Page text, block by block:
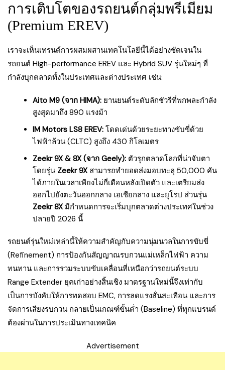
การเติบโตของรถยนต์กลุ่มพรีเมียม
(Premium EREV)
เราจะเห็นเทรนด์การผสมผสานเทคโนโลยีนี้ได้อย่างชัดเจนใน
รถยนต์ High-performance EREV และ Hybrid SUV รุ่นใหม่ๆ ที่
กำลังบุกตลาดทั้งในประเทศและต่างประเทศ เช่น:
Aito M9 (จาก HIMA): ยานยนต์ระดับลักชัวรีที่พกพละกำลัง
สูงสุดมาถึง 890 แรงม้า
IM Motors LS8 EREV: โดดเด่นด้วยระยะทางขับขี่ด้วย
ไฟฟ้าล้วน (CLTC) สูงถึง 430 กิโลเมตร
Zeekr 9X & 8X (จาก Geely): ตัวรุกตลาดโลกที่น่าจับตา
โดยรุ่น Zeekr 9X สามารถทำยอดส่งมอบทะลุ 50,000 คัน
ได้ภายในเวลาเพียงไม่กี่เดือนหลังเปิดตัว และเตรียมส่ง
ออกไปยังตะวันออกกลาง เอเชียกลาง และยุโรป ส่วนรุ่น
Zeekr 8X มีกำหนดการจะเริ่มบุกตลาดต่างประเทศในช่วง
ปลายปี 2026 นี้
รถยนต์รุ่นใหม่เหล่านี้ให้ความสำคัญกับความนุ่มนวลในการขับขี่
(Refinement) การป้องกันสัญญาณรบกวนแม่เหล็กไฟฟ้า ความ
ทนทาน และการรวมระบบขับเคลื่อนที่เหนือกว่ารถยนต์ระบบ
Range Extender ยุคเก่าอย่างสิ้นเชิง มาตรฐานใหม่นี้จึงเท่ากับ
เป็นการบังคับให้การทดสอบ EMC, การลดแรงสั่นสะเทือน และการ
จัดการเสียงรบกวน กลายเป็นเกณฑ์ขั้นต่ำ (Baseline) ที่ทุกแบรนด์
ต้องผ่านในการประเมินทางเทคนิค
Advertisement